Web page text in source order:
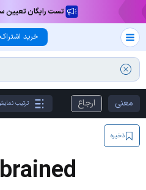
تست رایگان تعیین
خرید اشتراک
معنی ارجاع ترتیب
ذخیره